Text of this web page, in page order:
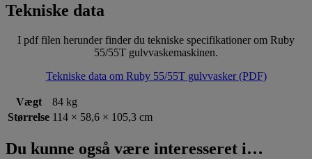
Tekniske data
I pdf filen herunder finder du tekniske specifikationer om Ruby
55/55T gulvvaskemaskinen.
Tekniske data om Ruby 55/55T gulvvasker (PDF)
Vægt
84 kg
Størrelse 114 × 58,6 × 105,3 cm
Du kunne også være interesseret i…